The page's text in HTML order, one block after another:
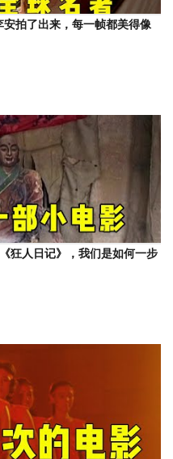
安拍了出来，每一帧都美得像
狂人日记》，我们是如何一步